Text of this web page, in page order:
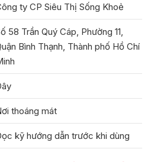
ty CP Siêu Thị Sống Khoẻ
58 Trần Quý Cáp, Phường 11,
Bình Thạnh, Thành phố Hồ Chí
thoáng mát
kỹ hướng dẫn trước khi dùng